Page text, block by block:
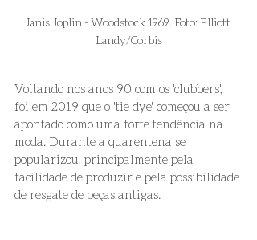
Janis Joplin - Woodstock 1969. Foto: Elliott
Landy/Corbis
Voltando nos anos 90 com os 'clubbers',
foi em 2019 que o 'tie dye' começou a ser
apontado como uma forte tendência na
moda. Durante a quarentena se
popularizou, principalmente pela
facilidade de produzir e pela possibilidade
de resgate de peças antigas.